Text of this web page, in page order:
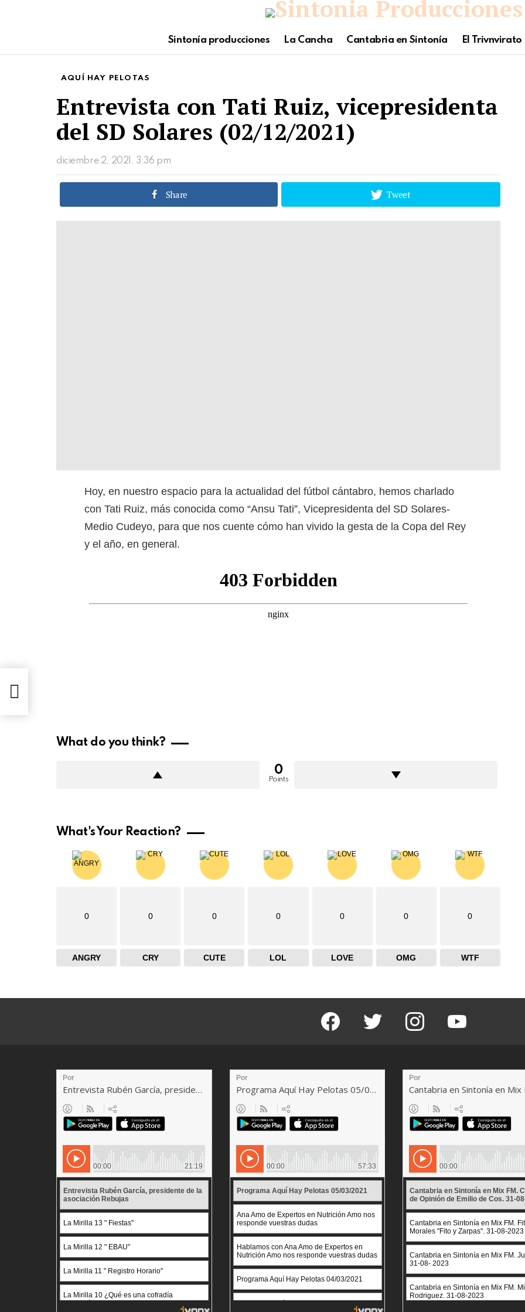
Sintonía producciones La Cancha Cantabria en Sintonía El Trivnvirato
AQUÍ HAY PELOTAS
Entrevista con Tati Ruiz, vicepresidenta
del SD Solares (02/12/2021)
diciembre 2, 2021, 3:36 pm
Share Tweet
Hoy, en nuestro espacio para la actualidad del fútbol cántabro, hemos charlado
con Tati Ruiz, más conocida como “Ansu Tati”, Vicepresidenta del SD Solares-
Medio Cudeyo, para que nos cuente cómo han vivido la gesta de la Copa del Rey
y el año, en general.
What do you think?
0
Points
What's Your Reaction?
0
ANGRY
0
CRY
0
CUTE
0
LOL
0
LOVE
0
OMG
0
WTF
facebook twitter instagram youtube